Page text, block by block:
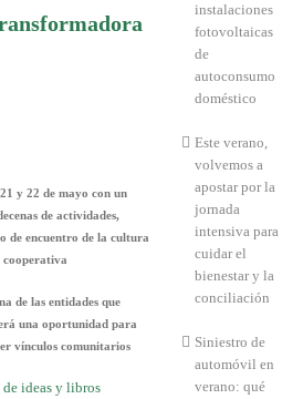
y 22 de mayo con un
de actividades,
de encuentro de la cultura
de las entidades que
una oportunidad para
vínculos comunitarios
ideas y libros
instalaciones
fotovoltaicas
de
autoconsumo
doméstico
Este verano,
volvemos a
apostar por la
jornada
intensiva para
cuidar el
bienestar y la
conciliación
Siniestro de
automóvil en
verano: qué